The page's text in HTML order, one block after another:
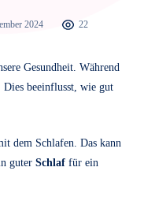
2024 22
Gesundheit. Während
beeinflusst, wie gut
dem Schlafen. Das kann
guter Schlaf für ein